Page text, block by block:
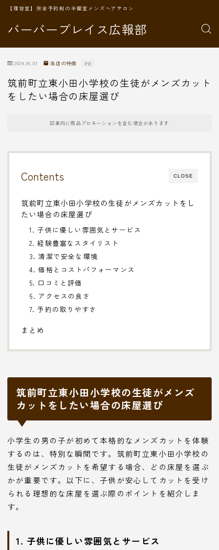
バーバープレイス広報部
【理容室】完全予約制の半個室メンズヘアサロン
2024.06.01 当店の特徴 PR
筑前町立東小田小学校の生徒がメンズカット
をしたい場合の床屋選び
記事内に商品プロモーションを含む場合があります
CLOSE
Contents
筑前町立東小田小学校の生徒がメンズカットをし
たい場合の床屋選び
1. 子供に優しい雰囲気とサービス
2. 経験豊富なスタイリスト
3. 清潔で安全な環境
4. 価格とコストパフォーマンス
5. 口コミと評価
6. アクセスの良さ
7. 予約の取りやすさ
まとめ
筑前町立東小田小学校の生徒がメンズ
カットをしたい場合の床屋選び
小学生の男の子が初めて本格的なメンズカットを体験
するのは、特別な瞬間です。筑前町立東小田小学校の
生徒がメンズカットを希望する場合、どの床屋を選ぶ
かが重要です。以下に、子供が安心してカットを受け
られる理想的な床屋を選ぶ際のポイントを紹介しま
す。
1. 子供に優しい雰囲気とサービス